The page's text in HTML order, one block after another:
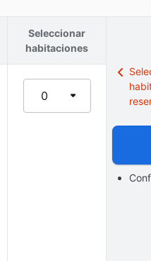
Seleccionar
habitaciones
0